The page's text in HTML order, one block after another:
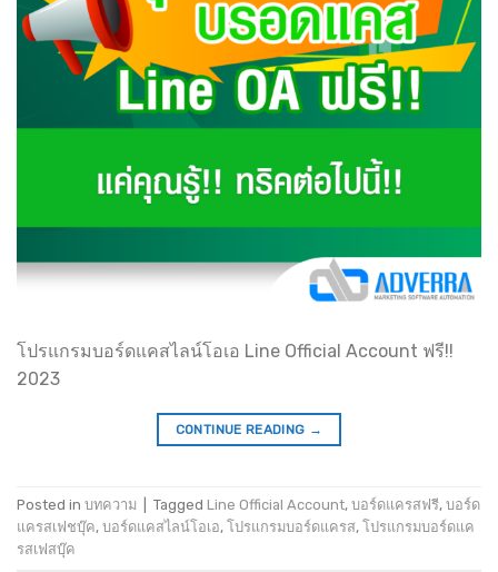
โปรแกรมบอร์ดแคสไลน์โอเอ Line Official Account ฟรี!!
2023
CONTINUE READING →
Posted in บทความ Tagged Line Official Account, บอร์ดแครสฟรี, บอร์ด
แครสเฟชบุ๊ค, บอร์ดแคสไลน์โอเอ, โปรแกรมบอร์ดแครส, โปรแกรมบอร์ดแค
รสเฟสบุ๊ค